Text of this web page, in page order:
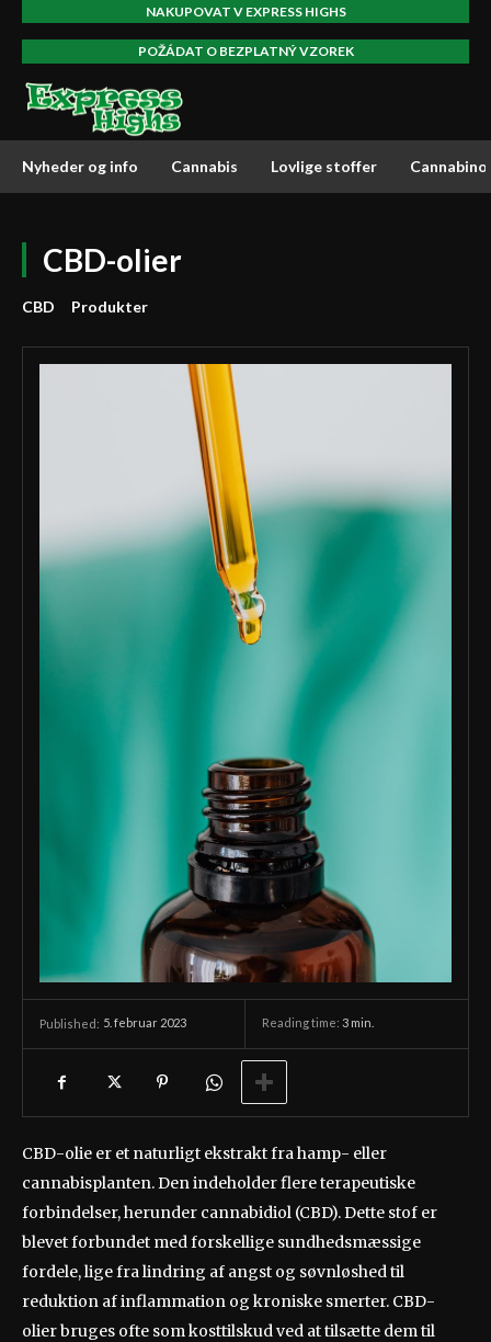
NAKUPOVAT V EXPRESS HIGHS
POŽÁDAT O BEZPLATNÝ VZOREK
Nyheder og info Cannabis Lovlige stoffer
CBD-olier
CBD Produkter
Published: 5. februar 2023 Reading time: 3 min.
CBD-olie er et naturligt ekstrakt fra hamp- eller
cannabisplanten. Den indeholder flere terapeutiske
forbindelser, herunder cannabidiol (CBD). Dette stof er
blevet forbundet med forskellige sundhedsmæssige
fordele, lige fra lindring af angst og søvnløshed til
reduktion af inflammation og kroniske smerter. CBD-
olier bruges ofte som kosttilskud ved at tilsætte dem til